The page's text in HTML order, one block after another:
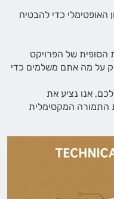
כדי להבטיח
של הפרויקט
על מה אתם משלמים כדי
אנו נציע את
התמורה המקסימלית